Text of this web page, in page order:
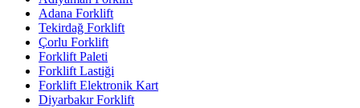
Adana Forklift
Tekirdağ Forklift
Çorlu Forklift
Forklift Paleti
Forklift Lastiği
Forklift Elektronik Kart
Diyarbakır Forklift